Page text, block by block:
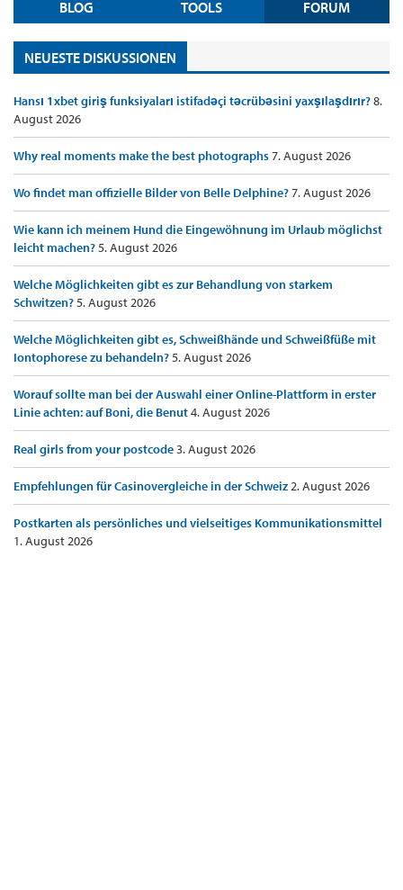
BLOG TOOLS FORUM
NEUESTE DISKUSSIONEN
Hansı 1xbet giriş funksiyaları istifadəçi təcrübəsini yaxşılaşdırır?8.
August 2026
Why real moments make the best photographs7. August 2026
Wo findet man offizielle Bilder von Belle Delphine?7. August 2026
Wie kann ich meinem Hund die Eingewöhnung im Urlaub möglichst
leicht machen?5. August 2026
Welche Möglichkeiten gibt es zur Behandlung von starkem
Schwitzen?5. August 2026
Welche Möglichkeiten gibt es, Schweißhände und Schweißfüße mit
Iontophorese zu behandeln?5. August 2026
Worauf sollte man bei der Auswahl einer Online-Plattform in erster
Linie achten: auf Boni, die Benut4. August 2026
Real girls from your postcode3. August 2026
Empfehlungen für Casinovergleiche in der Schweiz2. August 2026
Postkarten als persönliches und vielseitiges Kommunikationsmittel
1. August 2026